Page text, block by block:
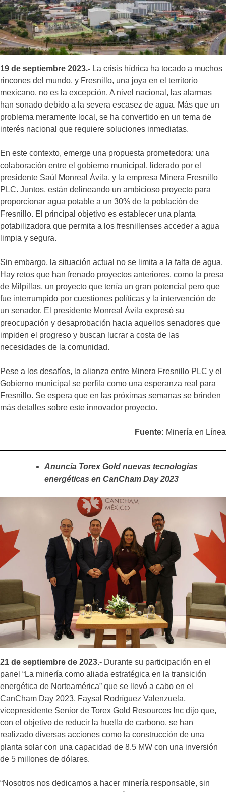
19 de septiembre 2023.- La crisis hídrica ha tocado a muchos
rincones del mundo, y Fresnillo, una joya en el territorio
mexicano, no es la excepción. A nivel nacional, las alarmas
han sonado debido a la severa escasez de agua. Más que un
problema meramente local, se ha convertido en un tema de
interés nacional que requiere soluciones inmediatas.
En este contexto, emerge una propuesta prometedora: una
colaboración entre el gobierno municipal, liderado por el
presidente Saúl Monreal Ávila, y la empresa Minera Fresnillo
PLC. Juntos, están delineando un ambicioso proyecto para
proporcionar agua potable a un 30% de la población de
Fresnillo. El principal objetivo es establecer una planta
potabilizadora que permita a los fresnillenses acceder a agua
limpia y segura.
Sin embargo, la situación actual no se limita a la falta de agua.
Hay retos que han frenado proyectos anteriores, como la presa
de Milpillas, un proyecto que tenía un gran potencial pero que
fue interrumpido por cuestiones políticas y la intervención de
un senador. El presidente Monreal Ávila expresó su
preocupación y desaprobación hacia aquellos senadores que
impiden el progreso y buscan lucrar a costa de las
necesidades de la comunidad.
Pese a los desafíos, la alianza entre Minera Fresnillo PLC y el
Gobierno municipal se perfila como una esperanza real para
Fresnillo. Se espera que en las próximas semanas se brinden
más detalles sobre este innovador proyecto.
Fuente: Minería en Línea
Anuncia Torex Gold nuevas tecnologías
energéticas en CanCham Day 2023
21 de septiembre de 2023.- Durante su participación en el
panel “La minería como aliada estratégica en la transición
energética de Norteamérica” que se llevó a cabo en el
CanCham Day 2023, Faysal Rodríguez Valenzuela,
vicepresidente Senior de Torex Gold Resources Inc dijo que,
con el objetivo de reducir la huella de carbono, se han
realizado diversas acciones como la construcción de una
planta solar con una capacidad de 8.5 MW con una inversión
de 5 millones de dólares.
“Nosotros nos dedicamos a hacer minería responsable, sin